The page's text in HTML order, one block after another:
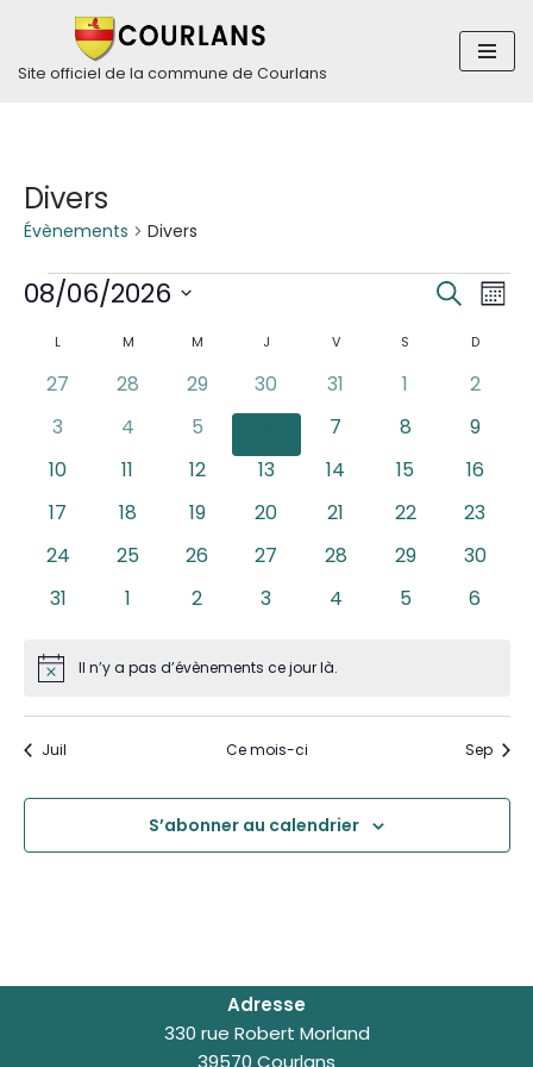
Aller
Site officiel de la commune de Courlans
Divers
Évènements Divers
de
vues
Mois
08/06/2026
date.
Calendrier
de
Évènements
L M M J V S D
0
27
0
évènements
28
0
évènements
29
0
évènements
30
0
31
01
0
2
0
3
0
évènements
4
0
évènements
5
évènements
0
7
0
8
0
9
0
10
0
11
0
12
0
13
0
14
0
15
0
16
0
17
0
18
0
19
0
20
0
21
0
22
0
23
0
24
0
25
0
26
0
27
0
28
0
29
0
30
0
31
01
0
2
0
3
0
4
0
5
0
6
NoticeIl n’y a pas d’évènements ce jour là.
Juil Ce mois-ci Sep
S’abonner au calendrier
Adresse
330 rue Robert Morland
39570 Courlans